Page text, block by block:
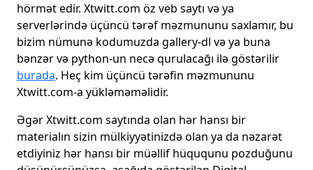
hörmət edir. Xtwitt.com öz veb saytı və ya
serverlərində üçüncü tərəf məzmununu saxlamır, bu
bizim nümunə kodumuzda gallery-dl və ya buna
bənzər və python-un necə qurulacağı ilə göstərilir
burada. Heç kim üçüncü tərəfin məzmununu
Xtwitt.com-a yükləməməlidir.
Əgər Xtwitt.com saytında olan hər hansı bir
materialın sizin mülkiyyətinizdə olan ya da nəzarət
etdiyiniz hər hansı bir müəllif hüququnu pozduğunu